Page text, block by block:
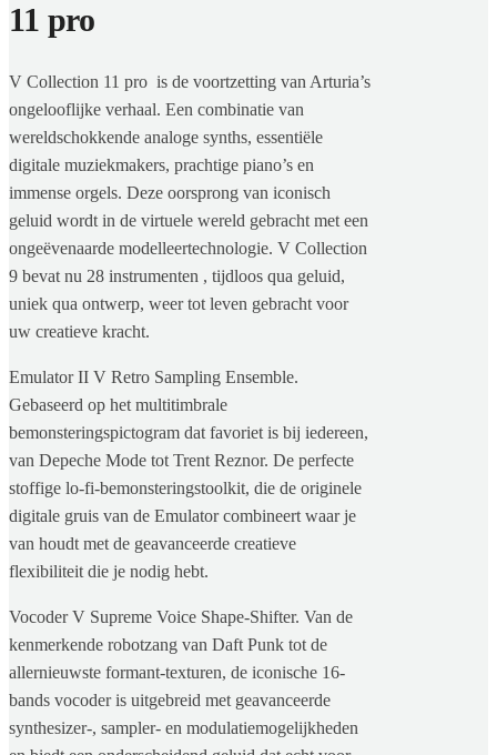
11 pro
V Collection 11 pro is de voortzetting van Arturia’s
ongelooflijke verhaal. Een combinatie van
wereldschokkende analoge synths, essentiële
digitale muziekmakers, prachtige piano’s en
immense orgels. Deze oorsprong van iconisch
geluid wordt in de virtuele wereld gebracht met een
ongeëvenaarde modelleertechnologie. V Collection
9 bevat nu 28 instrumenten , tijdloos qua geluid,
uniek qua ontwerp, weer tot leven gebracht voor
uw creatieve kracht.
Emulator II V Retro Sampling Ensemble.
Gebaseerd op het multitimbrale
bemonsteringspictogram dat favoriet is bij iedereen,
van Depeche Mode tot Trent Reznor. De perfecte
stoffige lo-fi-bemonsteringstoolkit, die de originele
digitale gruis van de Emulator combineert waar je
van houdt met de geavanceerde creatieve
flexibiliteit die je nodig hebt.
Vocoder V Supreme Voice Shape-Shifter. Van de
kenmerkende robotzang van Daft Punk tot de
allernieuwste formant-texturen, de iconische 16-
bands vocoder is uitgebreid met geavanceerde
synthesizer-, sampler- en modulatiemogelijkheden